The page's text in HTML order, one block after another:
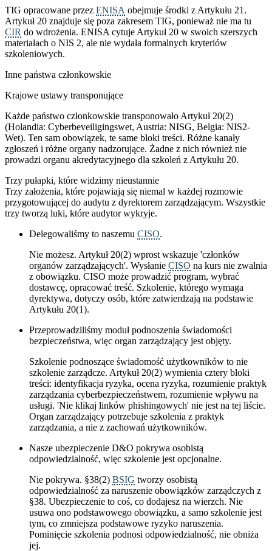
TIG opracowane przez ENISA obejmuje środki z Artykułu 21.
Artykuł 20 znajduje się poza zakresem TIG, ponieważ nie ma tu
CIR do wdrożenia. ENISA cytuje Artykuł 20 w swoich szerszych
materiałach o NIS 2, ale nie wydała formalnych kryteriów
szkoleniowych.
Inne państwa członkowskie
Krajowe ustawy transponujące
Każde państwo członkowskie transponowało Artykuł 20(2)
(Holandia: Cyberbeveiligingswet, Austria: NISG, Belgia: NIS2-
Wet). Ten sam obowiązek, te same bloki treści. Różne kanały
zgłoszeń i różne organy nadzorujące. Żadne z nich również nie
prowadzi organu akredytacyjnego dla szkoleń z Artykułu 20.
Trzy pułapki, które widzimy nieustannie
Trzy założenia, które pojawiają się niemal w każdej rozmowie
przygotowującej do audytu z dyrektorem zarządzającym. Wszystkie
trzy tworzą luki, które audytor wykryje.
Delegowaliśmy to naszemu CISO.
Nie możesz. Artykuł 20(2) wprost wskazuje 'członków
organów zarządzających'. Wysłanie CISO na kurs nie zwalnia
z obowiązku. CISO może prowadzić program, wybrać
dostawcę, opracować treść. Szkolenie, którego wymaga
dyrektywa, dotyczy osób, które zatwierdzają na podstawie
Artykułu 20(1).
Przeprowadziliśmy moduł podnoszenia świadomości
bezpieczeństwa, więc organ zarządzający jest objęty.
Szkolenie podnoszące świadomość użytkowników to nie
szkolenie zarządcze. Artykuł 20(2) wymienia cztery bloki
treści: identyfikacja ryzyka, ocena ryzyka, rozumienie praktyk
zarządzania cyberbezpieczeństwem, rozumienie wpływu na
usługi. 'Nie klikaj linków phishingowych' nie jest na tej liście.
Organ zarządzający potrzebuje szkolenia z praktyk
zarządzania, a nie z zachowań użytkowników.
Nasze ubezpieczenie D&O pokrywa osobistą
odpowiedzialność, więc szkolenie jest opcjonalne.
Nie pokrywa. §38(2) BSIG tworzy osobistą
odpowiedzialność za naruszenie obowiązków zarządczych z
§38. Ubezpieczenie to coś, co dodajesz na wierzch. Nie
usuwa ono podstawowego obowiązku, a samo szkolenie jest
tym, co zmniejsza podstawowe ryzyko naruszenia.
Pominięcie szkolenia podnosi odpowiedzialność, nie obniża
jej.